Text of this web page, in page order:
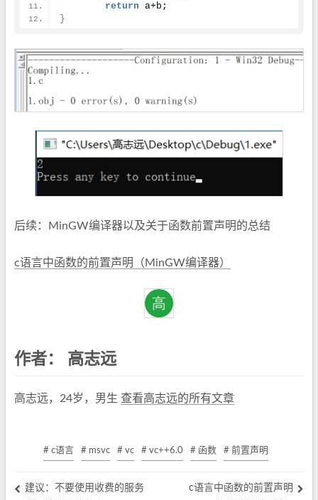
return a+b;
}
后续：MinGW编译器以及关于函数前置声明的总结
c语言中函数的前置声明（MinGW编译器）
作者： 高志远
高志远，24岁，男生 查看高志远的所有文章
# c语言 # msvc # vc # vc++6.0 # 函数 # 前置声明
建议：不要使用收费的服务
c语言中函数的前置声明